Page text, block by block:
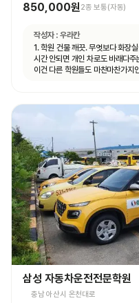
850,000원2종 보통(자동)
작성자 : 우라칸
1. 학원 건물 깨끗. 무엇보다 화장
시간 안되면 개인 차로도 바래다
이건 다른 학원들도 마찬마찬가
삼성 자동차운전전문학원
충남 아산시 온천대로